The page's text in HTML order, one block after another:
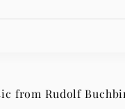
from Rudolf